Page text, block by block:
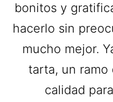
bonitos y
hacerlo sin
mucho mejor.
tarta, un ramo
calidad